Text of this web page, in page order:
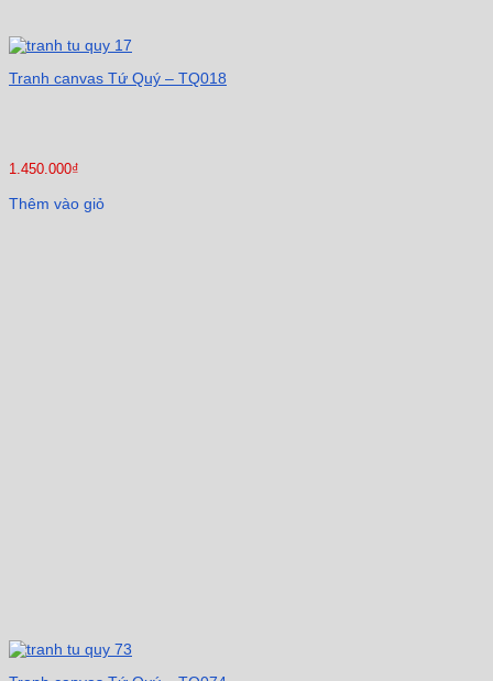
Tranh canvas Tứ Quý – TQ018
1.450.000₫
Thêm vào giỏ